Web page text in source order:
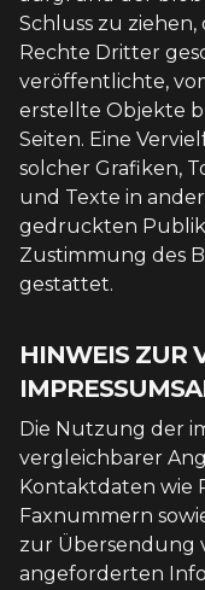
Schluss zu
Rechte Dritter
veröffentlichte,
erstellte Objekte
Seiten. Eine
solcher Grafiken,
und Texte in
gedruckten
Zustimmung des
gestattet.
HINWEIS ZUR
Die Nutzung der
vergleichbarer
Kontaktdaten wie
Faxnummern
zur Übersendung
angeforderten